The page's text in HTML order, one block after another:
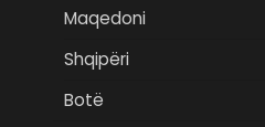
Maqedoni
Shqipëri
Botë